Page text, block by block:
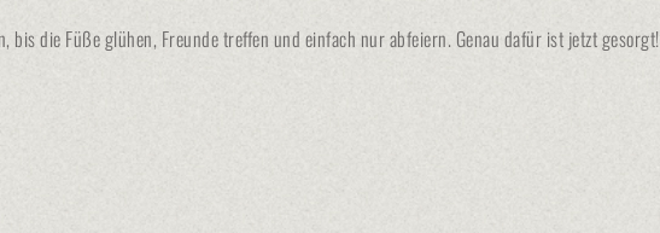
bis die Füße glühen, Freunde treffen und einfach nur abfeiern. Genau dafür ist jetzt gesorgt!